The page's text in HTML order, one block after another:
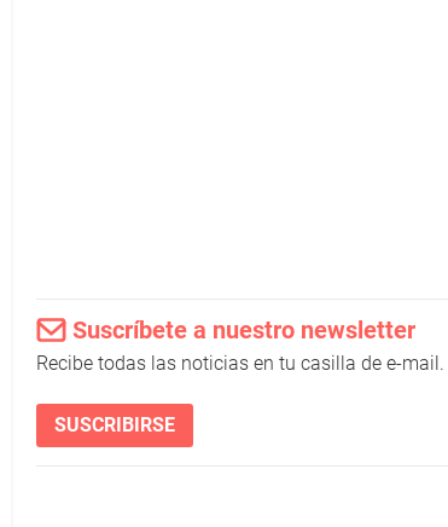
Suscríbete a nuestro newsletter
Recibe todas las noticias en tu casilla de e-mail.
SUSCRIBIRSE